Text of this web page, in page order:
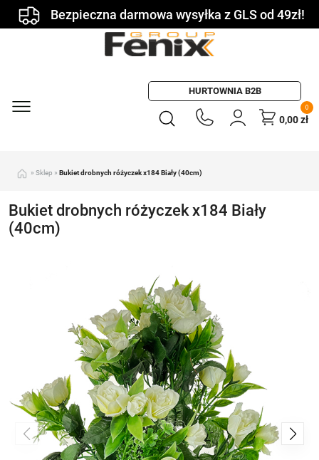
Bezpieczna darmowa wysyłka z GLS od 49zł!
HURTOWNIA B2B
0
0,00zł
» Sklep » Bukiet drobnych różyczek x184 Biały (40cm)
Bukiet drobnych różyczek x184 Biały
(40cm)